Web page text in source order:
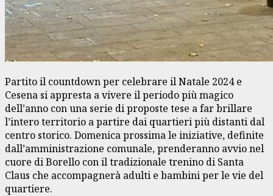
Partito il countdown per celebrare il Natale 2024 e
Cesena si appresta a vivere il periodo più magico
dell’anno con una serie di proposte tese a far brillare
l’intero territorio a partire dai quartieri più distanti dal
centro storico. Domenica prossima le iniziative, definite
dall’amministrazione comunale, prenderanno avvio nel
cuore di Borello con il tradizionale trenino di Santa
Claus che accompagnerà adulti e bambini per le vie del
quartiere.